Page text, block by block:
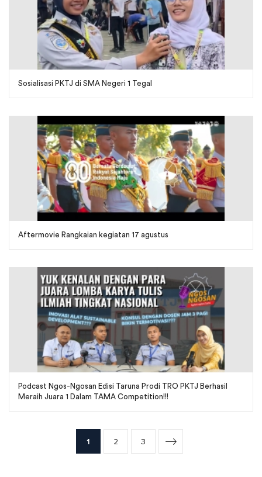
Sosialisasi PKTJ di SMA Negeri 1 Tegal
Aftermovie Rangkaian kegiatan 17 agustus
Podcast Ngos-Ngosan Edisi Taruna Prodi TRO PKTJ Berhasil
Meraih Juara 1 Dalam TAMA Competition!!!
1 2 3